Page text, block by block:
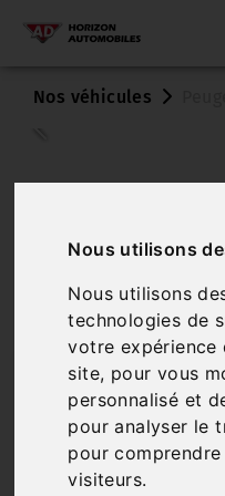
Nous utilisons
Nous utilisons
technologies de
votre expérience
site, pour vous
personnalisé et
pour analyser le
pour
visiteurs.
Nos véhicules
BLUEHDI 130
Réf. 2024-1626